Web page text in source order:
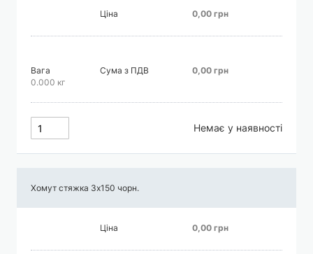
Ціна 0,00 грн
Вага
0.000 кг
Сума з ПДВ 0,00 грн
Немає у наявності
Хомут стяжка 3х150 чорн.
Ціна 0,00 грн